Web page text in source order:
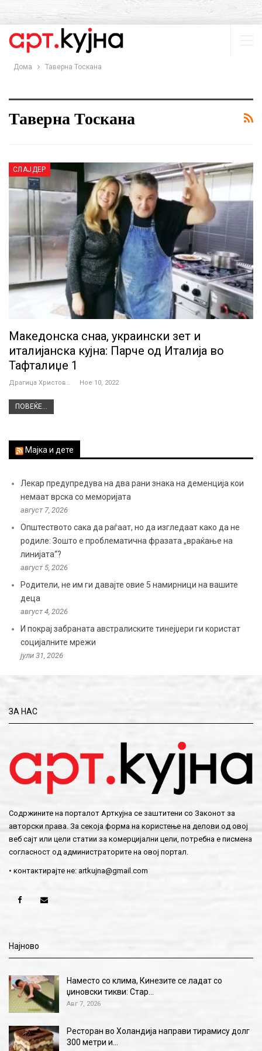
Дома Таверна Тоскана
Таверна Тоскана
СЛАЈДЕР
Македонска снаа, украински зет и
италијанска кујна: Парче од Италија во
Тафталиџе 1
Драгица Христова Ное 10, 2022
ПОВЕЌЕ...
Мајка и дете
Лекар предупредува на два рани знака на деменција кои
немаат врска со меморијата
август 7, 2026
Општеството сака да раѓаат, но да изгледаат како да не
родиле: Зошто е проблематична фразата „враќање на
линијата“?
август 5, 2026
Родители, не им ги давајте овие 5 намирници на вашите
деца
август 4, 2026
И покрај забраната австралиските тинејџери ги користат
социјалните мрежи
јули 31, 2026
ЗА НАС
Содржините на порталот Арткујна се заштитени со Законот за
авторски права. За секоја форма на користење на делови од овој
веб сајт или цели статии за комерцијални цели, потребна е писмена
согласност од администраторите на овој портал.
• контактирајте не: artkujna@gmail.com
Најново
Наместо со клима, Кинезите се ладат со
џиновски тикви: Стар…
Авг 7, 2026
Ресторан во Холандија направи тирамису долг
300 метри и…